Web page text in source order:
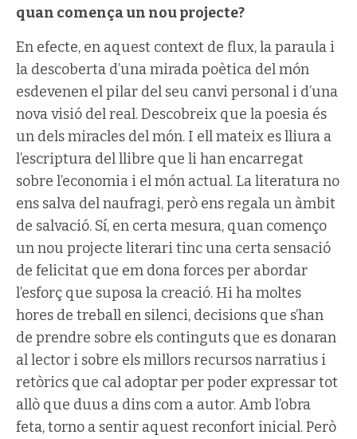
quan comença un nou projecte?
En efecte, en aquest context de flux, la paraula i
la descoberta d’una mirada poètica del món
esdevenen el pilar del seu canvi personal i d’una
nova visió del real. Descobreix que la poesia és
un dels miracles del món. I ell mateix es lliura a
l’escriptura del llibre que li han encarregat
sobre l’economia i el món actual. La literatura no
ens salva del naufragi, però ens regala un àmbit
de salvació. Sí, en certa mesura, quan començo
un nou projecte literari tinc una certa sensació
de felicitat que em dona forces per abordar
l’esforç que suposa la creació. Hi ha moltes
hores de treball en silenci, decisions que s’han
de prendre sobre els continguts que es donaran
al lector i sobre els millors recursos narratius i
retòrics que cal adoptar per poder expressar tot
allò que duus a dins com a autor. Amb l’obra
feta, torno a sentir aquest reconfort inicial. Però